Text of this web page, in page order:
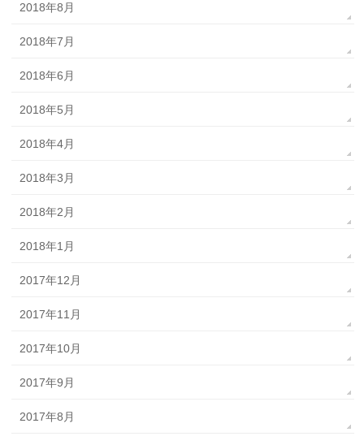
2018年8月
2018年7月
2018年6月
2018年5月
2018年4月
2018年3月
2018年2月
2018年1月
2017年12月
2017年11月
2017年10月
2017年9月
2017年8月